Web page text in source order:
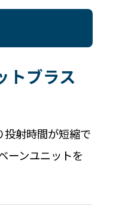
トブラス
投射時間が短縮で
ーンユニットを